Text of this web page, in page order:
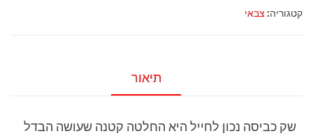
כביסהקטגוריה: צבאי
תיאור
שק כביסה נכון לחייל היא החלטה קטנה שעושה הבדל